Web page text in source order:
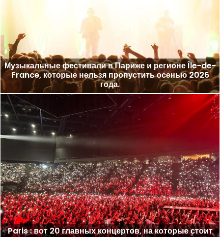
Музыкальные фестивали в Париже и регионе Île-de-
France, которые нельзя пропустить осенью 2026
года.
Paris : вот 20 главных концертов, на которые стоит